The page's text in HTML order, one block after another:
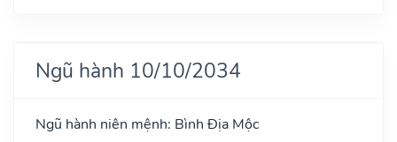
Ngũ hành 10/10/2034
Ngũ hành niên mệnh: Bình Địa Mộc